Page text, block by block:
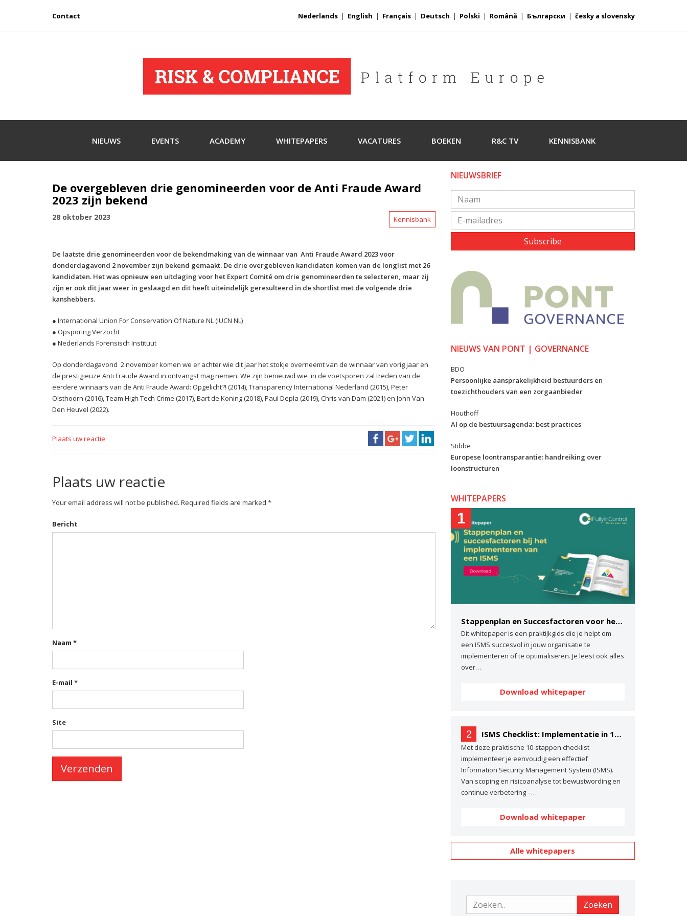
Contact Nederlands | English | Français | Deutsch | Polski | Română | Български | česky a slovensky
NIEUWS EVENTS ACADEMY WHITEPAPERS VACATURES BOEKEN R&C TV KENNISBANK
De overgebleven drie genomineerden voor de Anti Fraude Award
2023 zijn bekend
28 oktober 2023 Kennisbank
De laatste drie genomineerden voor de bekendmaking van de winnaar van Anti Fraude Award 2023 voor
donderdagavond 2 november zijn bekend gemaakt. De drie overgebleven kandidaten komen van de longlist met 26
kandidaten. Het was opnieuw een uitdaging voor het Expert Comité om drie genomineerden te selecteren, maar zij
zijn er ook dit jaar weer in geslaagd en dit heeft uiteindelijk geresulteerd in de shortlist met de volgende drie
kanshebbers.
● International Union For Conservation Of Nature NL (IUCN NL)
● Opsporing Verzocht
● Nederlands Forensisch Instituut
Op donderdagavond 2 november komen we er achter wie dit jaar het stokje overneemt van de winnaar van vorig jaar en
de prestigieuze Anti Fraude Award in ontvangst mag nemen. We zijn benieuwd wie in de voetsporen zal treden van de
eerdere winnaars van de Anti Fraude Award: Opgelicht?! (2014), Transparency International Nederland (2015), Peter
Olsthoorn (2016), Team High Tech Crime (2017), Bart de Koning (2018), Paul Depla (2019), Chris van Dam (2021) en John Van
Den Heuvel (2022).
Plaats uw reactie
Plaats uw reactie
Your email address will not be published. Required fields are marked *
Bericht
Naam *
E-mail *
Site
Verzenden
NIEUWSBRIEF
Subscribe
NIEUWS VAN PONT | GOVERNANCE
BDO
Persoonlijke aansprakelijkheid bestuurders en
toezichthouders van een zorgaanbieder
Houthoff
AI op de bestuursagenda: best practices
Stibbe
Europese loontransparantie: handreiking over
loonstructuren
WHITEPAPERS
1
Stappenplan en Succesfactoren voor het implementeren van een ISMS
Dit whitepaper is een praktijkgids die je helpt om
een ISMS succesvol in jouw organisatie te
implementeren of te optimaliseren. Je leest ook alles
over…
Download whitepaper
2 ISMS Checklist: Implementatie in 10 stappen
Met deze praktische 10-stappen checklist
implementeer je eenvoudig een effectief
Information Security Management System (ISMS).
Van scoping en risicoanalyse tot bewustwording en
continue verbetering –…
Download whitepaper
Alle whitepapers
Zoeken Zoeken